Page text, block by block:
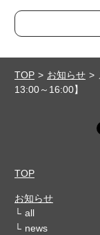
TOP お知らせ
13:00～16:00】
TOP
お知らせ
all
news